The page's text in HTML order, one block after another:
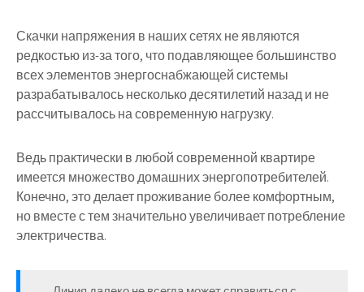
Скачки напряжения в наших сетях не являются
редкостью из-за того, что подавляющее большинство
всех элементов энергоснабжающей системы
разрабатывалось несколько десятилетий назад и не
рассчитывалось на современную нагрузку.
Ведь практически в любой современной квартире
имеется множество домашних энергопотребителей.
Конечно, это делает проживание более комфортным,
но вместе с тем значительно увеличивает потребление
электричества.